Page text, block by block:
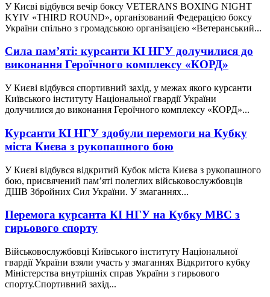
У Києві відбувся вечір боксу VETERANS BOXING NIGHT
KYIV «THIRD ROUND», організований Федерацією боксу
України спільно з громадською організацією «Ветеранський...
Сила пам’яті: курсанти КІ НГУ долучилися до
виконання Героїчного комплексу «КОРД»
У Києві відбувся спортивний захід, у межах якого курсанти
Київського інституту Національної гвардії України
долучилися до виконання Героїчного комплексу «КОРД»...
Курсанти КІ НГУ здобули перемоги на Кубку
міста Києва з рукопашного бою
У Києві відбувся відкритий Кубок міста Києва з рукопашного
бою, присвячений пам’яті полеглих військовослужбовців
ДШВ Збройних Сил України. У змаганнях...
Перемога курсанта КІ НГУ на Кубку МВС з
гирьового спорту
Військовослужбовці Київського інституту Національної
гвардії України взяли участь у змаганнях Відкритого кубку
Міністерства внутрішніх справ України з гирьового
спорту.Спортивний захід...